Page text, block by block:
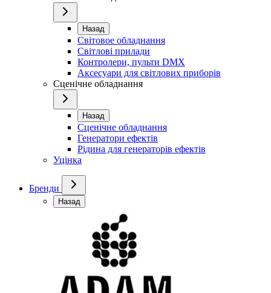
Назад
Світовое обладнання
Світлові прилади
Контролери, пульти DMX
Аксесуари для світлових приборів
Сценічне обладнання
Назад
Сценічне обладнання
Генератори ефектів
Рідина для генераторів ефектів
Уцінка
Бренди
Назад